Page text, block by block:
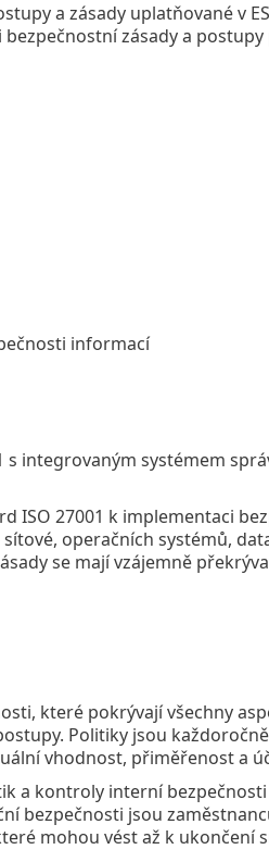
a zásady uplatňované v
zásady a postupy
informací
integrovaným systémem
ISO 27001 k implementaci
operačních systémů,
se mají vzájemně
které pokrývají všechny
Politiky jsou
vhodnost, přiměřenost a
a kontroly interní
bezpečnosti jsou
mohou vést až k ukončení